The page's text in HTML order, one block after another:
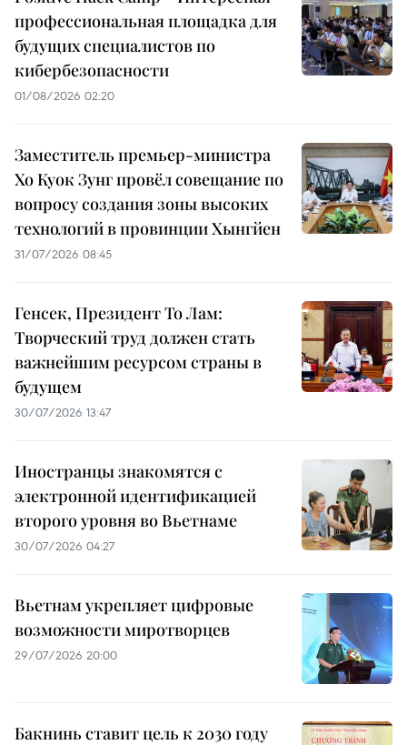
профессиональная площадка для
будущих специалистов по
кибербезопасности
01/08/2026 02:20
Заместитель премьер-министра
Хо Куок Зунг провёл совещание по
вопросу создания зоны высоких
технологий в провинции Хынгйен
31/07/2026 08:45
Генсек, Президент То Лам:
Творческий труд должен стать
важнейшим ресурсом страны в
будущем
30/07/2026 13:47
Иностранцы знакомятся с
электронной идентификацией
второго уровня во Вьетнаме
30/07/2026 04:27
Вьетнам укрепляет цифровые
возможности миротворцев
29/07/2026 20:00
Бакнинь ставит цель к 2030 году